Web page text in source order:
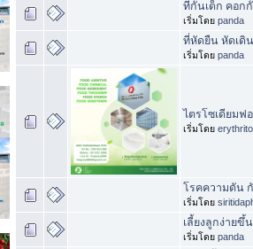
ที่กั้นเด็ก คอกกั้
เริ่มโดย panda
ที่หัดยืน หัดเดิ
เริ่มโดย panda
ไตรโซเดียมฟ
เริ่มโดย
โรคความดัน
เริ่มโดย
เลี้ยงลูกง่ายขึ้
เริ่มโดย panda